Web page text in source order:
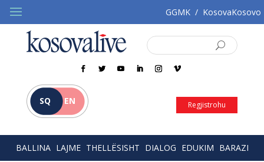
GGMK / KosovaKosovo
SQ EN Regjistrohu
BALLINA LAJME THELLËSISHT DIALOG EDUKIM BARAZI